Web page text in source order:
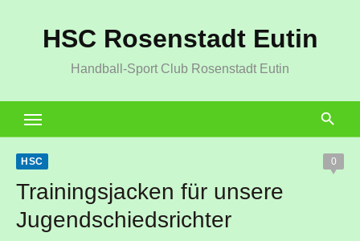
HSC Rosenstadt Eutin
Handball-Sport Club Rosenstadt Eutin
HSC 0
Trainingsjacken für unsere
Jugendschiedsrichter